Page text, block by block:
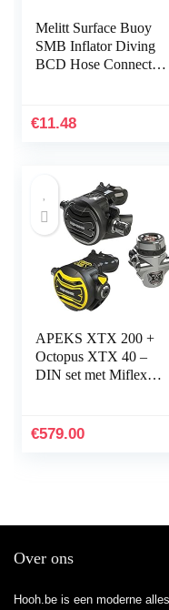
Melitt Surface Buoy
SMB Inflator Diving
BCD Hose Connector
44mm
€11.48
APEKS XTX 200 +
Octopus XTX 40 –
DIN set met Miflex
€579.00
Over ons
Hooh.be is een moderne